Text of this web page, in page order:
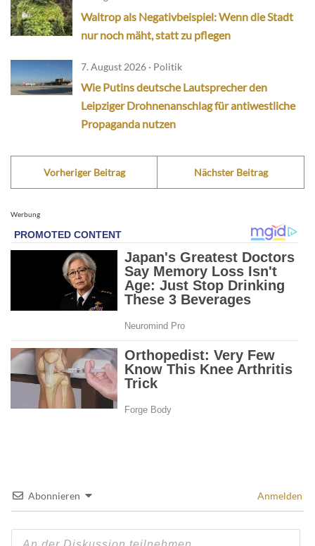
Waltrop als Negativbeispiel: Wenn die Stadt
nur noch mäht, statt zu pflegen
7. August 2026 · Politik
Wie Putins deutsche Lautsprecher den
Leipziger Drohnenanschlag für antiwestliche
Propaganda nutzen
Vorheriger Beitrag Nächster Beitrag
Werbung
Abonnieren Anmelden